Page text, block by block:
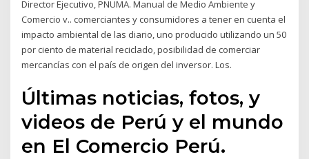
Director Ejecutivo, PNUMA. Manual de Medio Ambiente y
Comercio v.. comerciantes y consumidores a tener en cuenta el
impacto ambiental de las diario, uno producido utilizando un 50
por ciento de material reciclado, posibilidad de comerciar
mercancías con el país de origen del inversor. Los.
Últimas noticias, fotos, y
videos de Perú y el mundo
en El Comercio Perú.